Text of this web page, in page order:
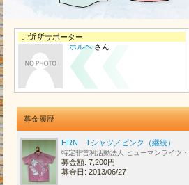
ご近所サポーター
ホルヘさん
募金履歴
HRN Tシャツ／ピンク（継続）
特定非営利活動法人 ヒューマンライツ
募金額: 7,200円
募金日: 2013/06/27